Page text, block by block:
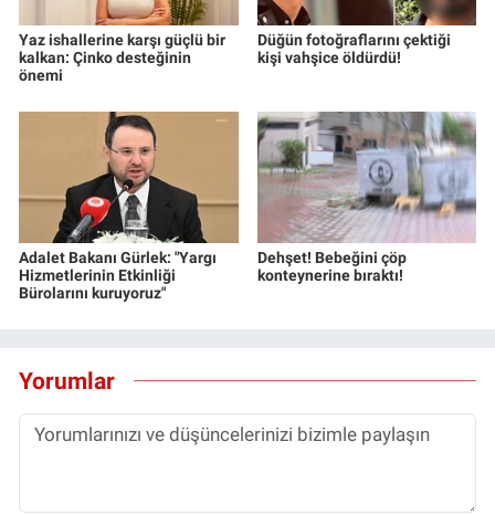
Yaz ishallerine karşı güçlü bir
kalkan: Çinko desteğinin
önemi
Düğün fotoğraflarını çektiği
kişi vahşice öldürdü!
Adalet Bakanı Gürlek: "Yargı
Hizmetlerinin Etkinliği
Bürolarını kuruyoruz"
Dehşet! Bebeğini çöp
konteynerine bıraktı!
Yorumlar